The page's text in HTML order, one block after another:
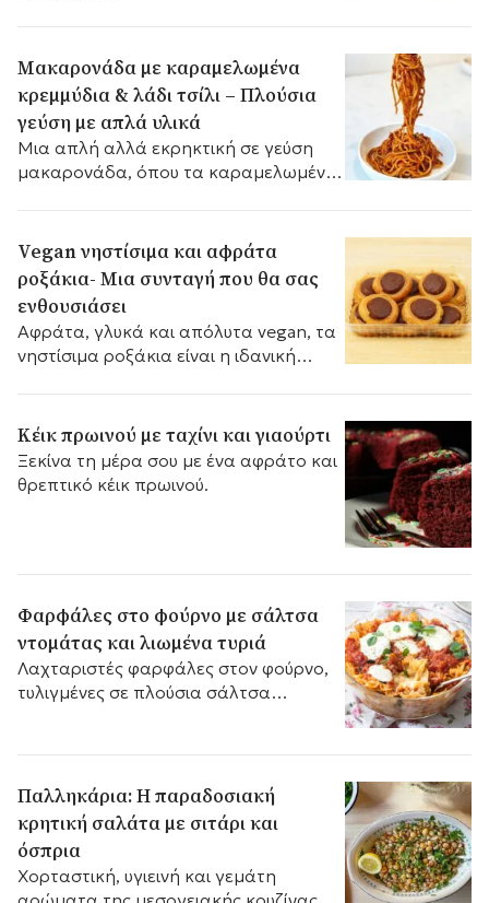
Μακαρονάδα με καραμελωμένα
κρεμμύδια & λάδι τσίλι – Πλούσια
γεύση με απλά υλικά
Μια απλή αλλά εκρηκτική σε γεύση
μακαρονάδα, όπου τα καραμελωμένα
γεμάτο αρώματα και ένταση.
Vegan νηστίσιμα και αφράτα
ροξάκια- Μια συνταγή που θα σας
ενθουσιάσει
Αφράτα, γλυκά και απόλυτα vegan, τα
νηστίσιμα ροξάκια είναι η ιδανική
συμβιβασμούς.
Κέικ πρωινού με ταχίνι και γιαούρτι
Ξεκίνα τη μέρα σου με ένα αφράτο και
θρεπτικό κέικ πρωινού.
Φαρφάλες στο φούρνο με σάλτσα
ντομάτας και λιωμένα τυριά
Λαχταριστές φαρφάλες στον φούρνο,
τυλιγμένες σε πλούσια σάλτσα
Παλληκάρια: Η παραδοσιακή
κρητική σαλάτα με σιτάρι και
όσπρια
Χορταστική, υγιεινή και γεμάτη